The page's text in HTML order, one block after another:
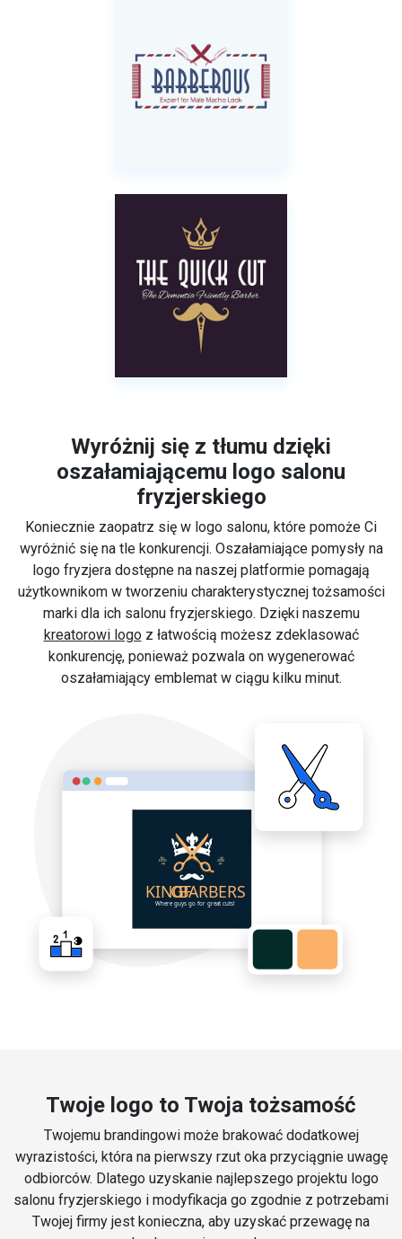
Wyróżnij się z tłumu dzięki
oszałamiającemu logo salonu
fryzjerskiego
Koniecznie zaopatrz się w logo salonu, które pomoże Ci
wyróżnić się na tle konkurencji. Oszałamiające pomysły na
logo fryzjera dostępne na naszej platformie pomagają
użytkownikom w tworzeniu charakterystycznej tożsamości
marki dla ich salonu fryzjerskiego. Dzięki naszemu
kreatorowi logoz łatwością możesz zdeklasować
konkurencję, ponieważ pozwala on wygenerować
oszałamiający emblemat w ciągu kilku minut.
Twoje logo to Twoja tożsamość
Twojemu brandingowi może brakować dodatkowej
wyrazistości, która na pierwszy rzut oka przyciągnie uwagę
odbiorców. Dlatego uzyskanie najlepszego projektu logo
salonu fryzjerskiego i modyfikacja go zgodnie z potrzebami
Twojej firmy jest konieczna, aby uzyskać przewagę na